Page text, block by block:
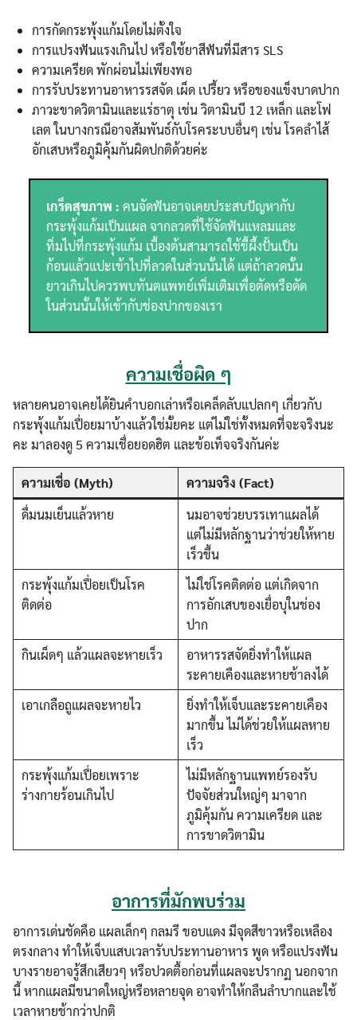
การกัดกระพุ้งแก้มโดยไม่ตั้งใจ
การแปรงฟันแรงเกินไป หรือใช้ยาสีฟันที่มีสาร SLS
ความเครียด พักผ่อนไม่เพียงพอ
การรับประทานอาหารรสจัด เผ็ด เปรี้ยว หรือของแข็งบาดปาก
ภาวะขาดวิตามินและแร่ธาตุ เช่น วิตามินบี 12 เหล็ก และโฟ
เลต ในบางกรณีอาจสัมพันธ์กับโรคระบบอื่นๆ เช่น โรคลำไส้
อักเสบหรือภูมิคุ้มกันผิดปกติด้วยค่ะ
เกร็ดสุขภาพ : คนจัดฟันอาจเคยประสบปัญหากับ
กระพุ้งแก้มเป็นแผล จากลวดที่ใช้จัดฟันแหลมและ
ทิ่มไปที่กระพุ้งแก้ม เบื้องต้นสามารถใช้ขี้ผึ้งปั้นเป็น
ก้อนแล้วแปะเข้าไปที่ลวดในส่วนนั้นได้ แต่ถ้าลวดนั้น
ยาวเกินไปควรพบทันตแพทย์เพิ่มเติมเพื่อตัดหรือดัด
ในส่วนนั้นให้เข้ากับช่องปากของเรา
ความเชื่อผิด ๆ
หลายคนอาจเคยได้ยินคำบอกเล่าหรือเคล็ดลับแปลกๆ เกี่ยวกับ
กระพุ้งแก้มเปื่อยมาบ้างแล้วใช่มั้ยคะ แต่ไม่ใช่ทั้งหมดที่จะจริงนะ
คะ มาลองดู 5 ความเชื่อยอดฮิต และข้อเท็จจริงกันค่ะ
ความเชื่อ (Myth)
ความจริง (Fact)
ดื่มนมเย็นแล้วหาย
นมอาจช่วยบรรเทาแผลได้
แต่ไม่มีหลักฐานว่าช่วยให้หาย
เร็วขึ้น
กระพุ้งแก้มเปื่อยเป็นโรค
ติดต่อ
ไม่ใช่โรคติดต่อ แต่เกิดจาก
การอักเสบของเยื่อบุในช่อง
ปาก
กินเผ็ดๆ แล้วแผลจะหายเร็ว
อาหารรสจัดยิ่งทำให้แผล
ระคายเคืองและหายช้าลงได้
เอาเกลือถูแผลจะหายไว
ยิ่งทำให้เจ็บและระคายเคือง
มากขึ้น ไม่ได้ช่วยให้แผลหาย
เร็ว
กระพุ้งแก้มเปื่อยเพราะ
ร่างกายร้อนเกินไป
ไม่มีหลักฐานแพทย์รองรับ
ปัจจัยส่วนใหญ่ๆ มาจาก
ภูมิคุ้มกัน ความเครียด และ
การขาดวิตามิน
อาการที่มักพบร่วม
อาการเด่นชัดคือ แผลเล็กๆ กลมรี ขอบแดง มีจุดสีขาวหรือเหลือง
ตรงกลาง ทำให้เจ็บแสบเวลารับประทานอาหาร พูด หรือแปรงฟัน
บางรายอาจรู้สึกเสียวๆ หรือปวดตื้อก่อนที่แผลจะปรากฏ นอกจาก
นี้ หากแผลมีขนาดใหญ่หรือหลายจุด อาจทำให้กลืนลำบากและใช้
เวลาหายช้ากว่าปกติ